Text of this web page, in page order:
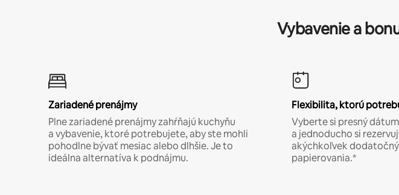
Vybavenie a
Zariadené prenájmy
Plne zariadené prenájmy zahŕňajú kuchyňu
a vybavenie, ktoré potrebujete, aby ste mohli
pohodlne bývať mesiac alebo dlhšie. Je to
ideálna alternatíva k podnájmu.
Flexibilita, ktorú
Vyberte si presný
a jednoducho si
akýchkoľvek
papierovania.*